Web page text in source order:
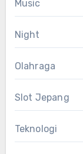
Music
Night
Olahraga
Slot Jepang
Teknologi